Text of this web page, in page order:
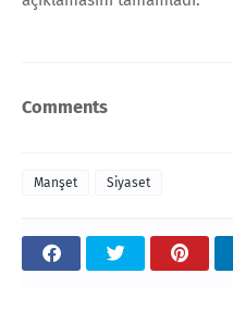
Comments
Manşet Siyaset